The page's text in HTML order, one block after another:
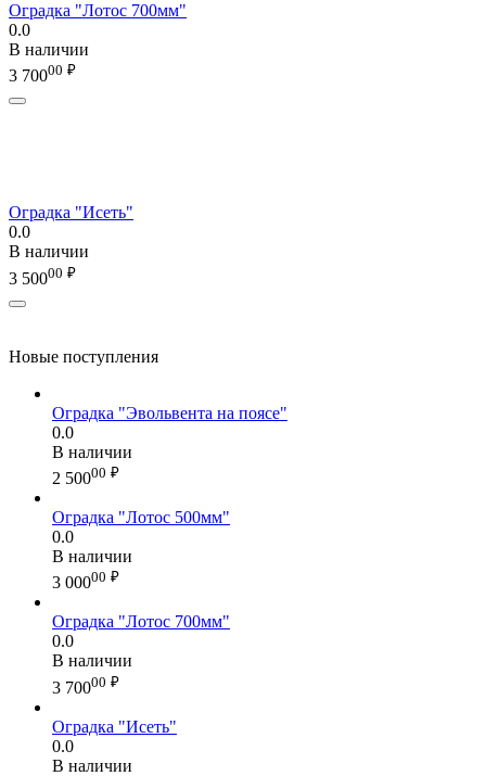
Оградка "Лотос 700мм"
0.0
В наличии
3 70000 ₽
Оградка "Исеть"
0.0
В наличии
3 50000 ₽
Новые поступления
Оградка "Эвольвента на поясе"
0.0
В наличии
2 50000 ₽
Оградка "Лотос 500мм"
0.0
В наличии
3 00000 ₽
Оградка "Лотос 700мм"
0.0
В наличии
3 70000 ₽
Оградка "Исеть"
0.0
В наличии